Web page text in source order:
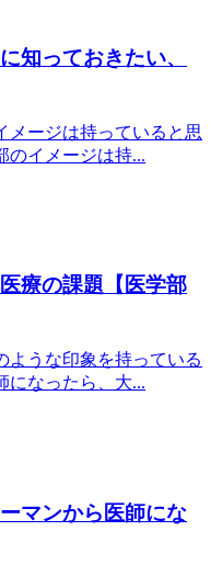
知っておきたい、
メージは持っていると思
のイメージは持...
療の課題【医学部
ような印象を持っている
になったら、大...
マンから医師にな